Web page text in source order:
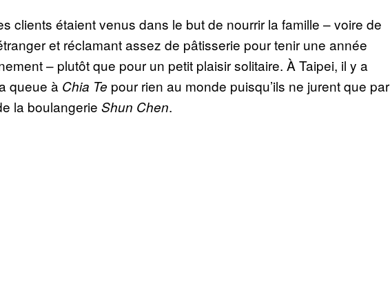
clients étaient venus dans le but de nourrir la famille – voire de
et réclamant assez de pâtisserie pour tenir une année
– plutôt que pour un petit plaisir solitaire. À Taipei, il y a
queue à Chia Te pour rien au monde puisqu’ils ne jurent que par
la boulangerie Shun Chen.